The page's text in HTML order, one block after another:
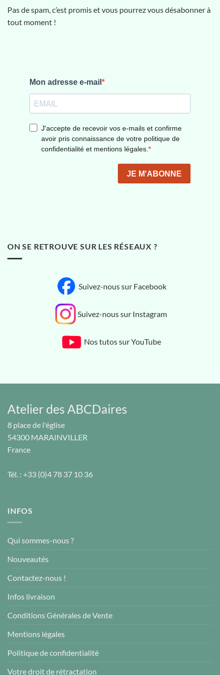
Pas de spam, c’est promis et vous pourrez vous désabonner à
tout moment !
ON SE RETROUVE SUR LES RÉSEAUX ?
Suivez-nous sur Facebook
Suivez-nous sur Instagram
Nos tutos sur YouTube
Atelier des ABCDaires
8 place de l'église
54300 MARAINVILLER
France
Tél. : +33 (0)4 78 37 10 36
INFOS
Qui sommes-nous ?
Nouveautés
Contactez-nous !
Infos livraison
Conditions Générales de Vente
Mentions légales
Politique de confidentialité
Votre droit de rétractation